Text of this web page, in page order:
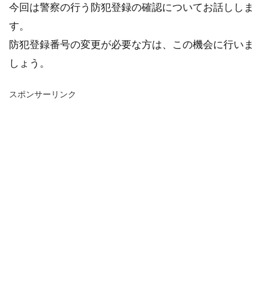
今回は警察の行う防犯登録の確認についてお話ししま
す。
防犯登録番号の変更が必要な方は、この機会に行いま
しょう。
スポンサーリンク